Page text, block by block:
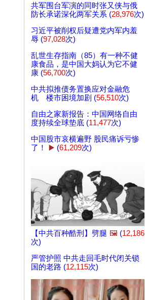
共军围台军演的同时张又侠与俄
防长承诺深化两军关系 (28,976次)
习近平被削权后疑遭党内军内羞
辱 (97,028次)
乱世生存指南（85）有一种不健
康食品，是中国大妈认为它不健
康 (56,700次)
中共拟推债务置换应对金融危
机 楼市困境加剧 (56,510次)
自由之家新报告：中国网络自由
度持续全球垫底 (11,477次)
中国股市哀横遍野 股民痛诉亏惨
了！
▶️ (61,209次)
【中共百种酷刑】劈腿 🖼️ (12,186
次)
严管护照 中共走回毛时代闭关锁
国的老路 (12,115次)